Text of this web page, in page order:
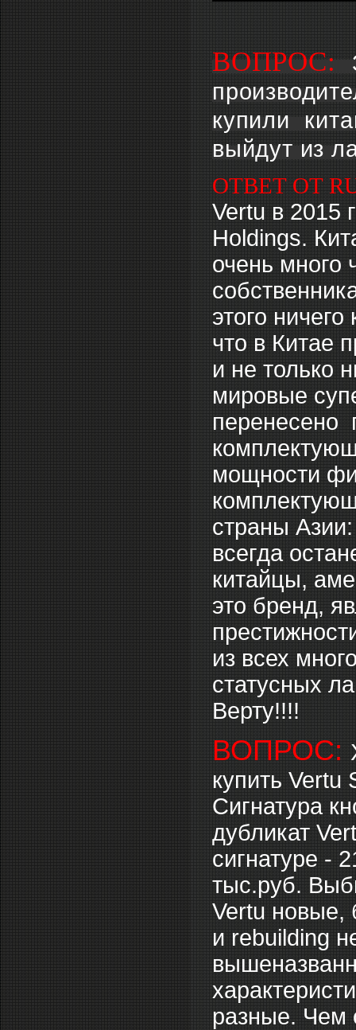
ВОПРОС:
купили
выйдут из
ОТВЕТ ОТ
Vertu в 2015
Holdings.
очень много
этого
что в Китае
и не только
мировые
перенесено
мощности
страны
всегда
китайцы,
это бренд,
из всех
статусных
Верту!!!!
ВОПРОС:
купить
Сигнатура
дубликат
сигнатуре -
тыс.руб.
Vertu новые,
и rebuilding
разные. Чем